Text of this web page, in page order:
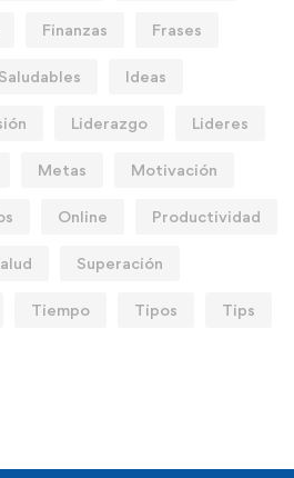
Finanzas Frases
Ideas
Liderazgo Lideres
Metas Motivación
Online Productividad
Superación
Tiempo Tipos Tips